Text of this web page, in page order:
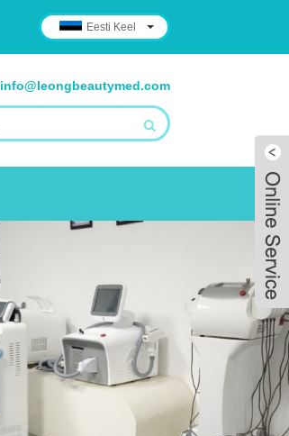
info@leongbeautymed.com
Eesti Keel